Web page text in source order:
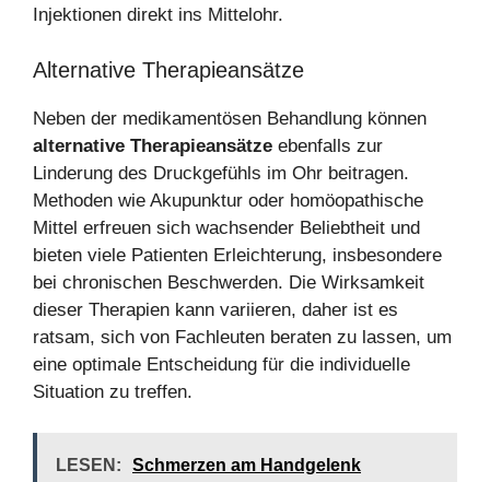
Injektionen direkt ins Mittelohr.
Alternative Therapieansätze
Neben der medikamentösen Behandlung können
alternative Therapieansätze ebenfalls zur
Linderung des Druckgefühls im Ohr beitragen.
Methoden wie Akupunktur oder homöopathische
Mittel erfreuen sich wachsender Beliebtheit und
bieten viele Patienten Erleichterung, insbesondere
bei chronischen Beschwerden. Die Wirksamkeit
dieser Therapien kann variieren, daher ist es
ratsam, sich von Fachleuten beraten zu lassen, um
eine optimale Entscheidung für die individuelle
Situation zu treffen.
LESEN:
Schmerzen am Handgelenk